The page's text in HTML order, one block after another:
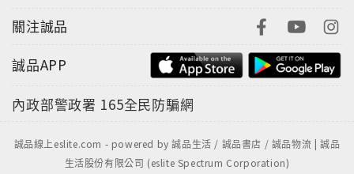
關注誠品
誠品APP
內政部警政署 165全民防騙網
誠品線上eslite.com - powered by 誠品生活 / 誠品書店 / 誠品物流 | 誠品
生活股份有限公司 (eslite Spectrum Corporation)